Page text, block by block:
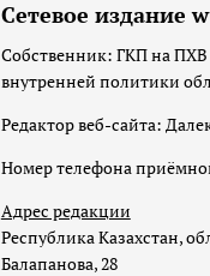
Сетевое издание
Собственник: ГКП на ПХВ
внутренней политики
Редактор веб-сайта:
Номер телефона
Адрес редакции
Республика Казахстан,
Балапанова, 28